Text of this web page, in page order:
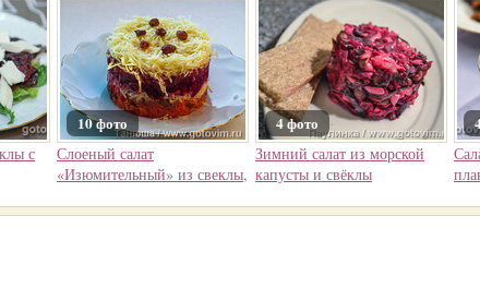
с
10 фото
Слоеный салат
«Изюмительный» из свеклы,
горчичный заправкой
4 фото
Зимний салат из морской
капусты и свёклы